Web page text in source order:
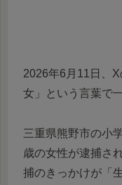
2026年6月11日、
女」という言葉で
三重県熊野市の小
歳の女性が逮捕さ
捕のきっかけが「